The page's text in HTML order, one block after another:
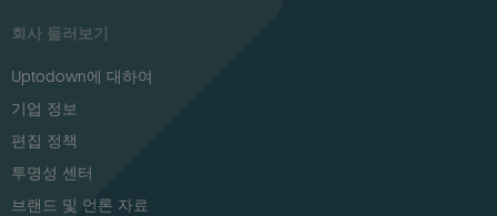
회사 둘러보기
Uptodown에 대하여
기업 정보
편집 정책
투명성 센터
브랜드 및 언론 자료